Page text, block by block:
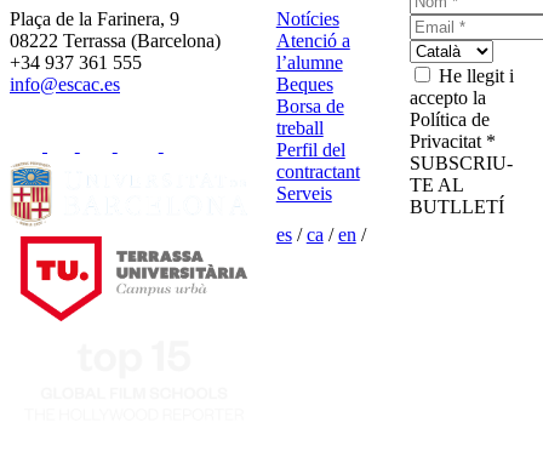
Plaça de la Farinera, 9
08222 Terrassa (Barcelona)
+34 937 361 555
info@escac.es
Notícies
Atenció a
l’alumne
Beques
Borsa de
treball
Perfil del
contractant
Serveis
es/ca /en /
He llegit i
accepto la
Política de
Privacitat *
SUBSCRIU-
TE AL
BUTLLETÍ